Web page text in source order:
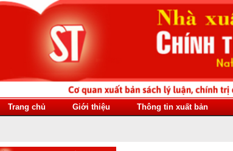
Trang chủ Giới thiệu Thông tin xuất bản